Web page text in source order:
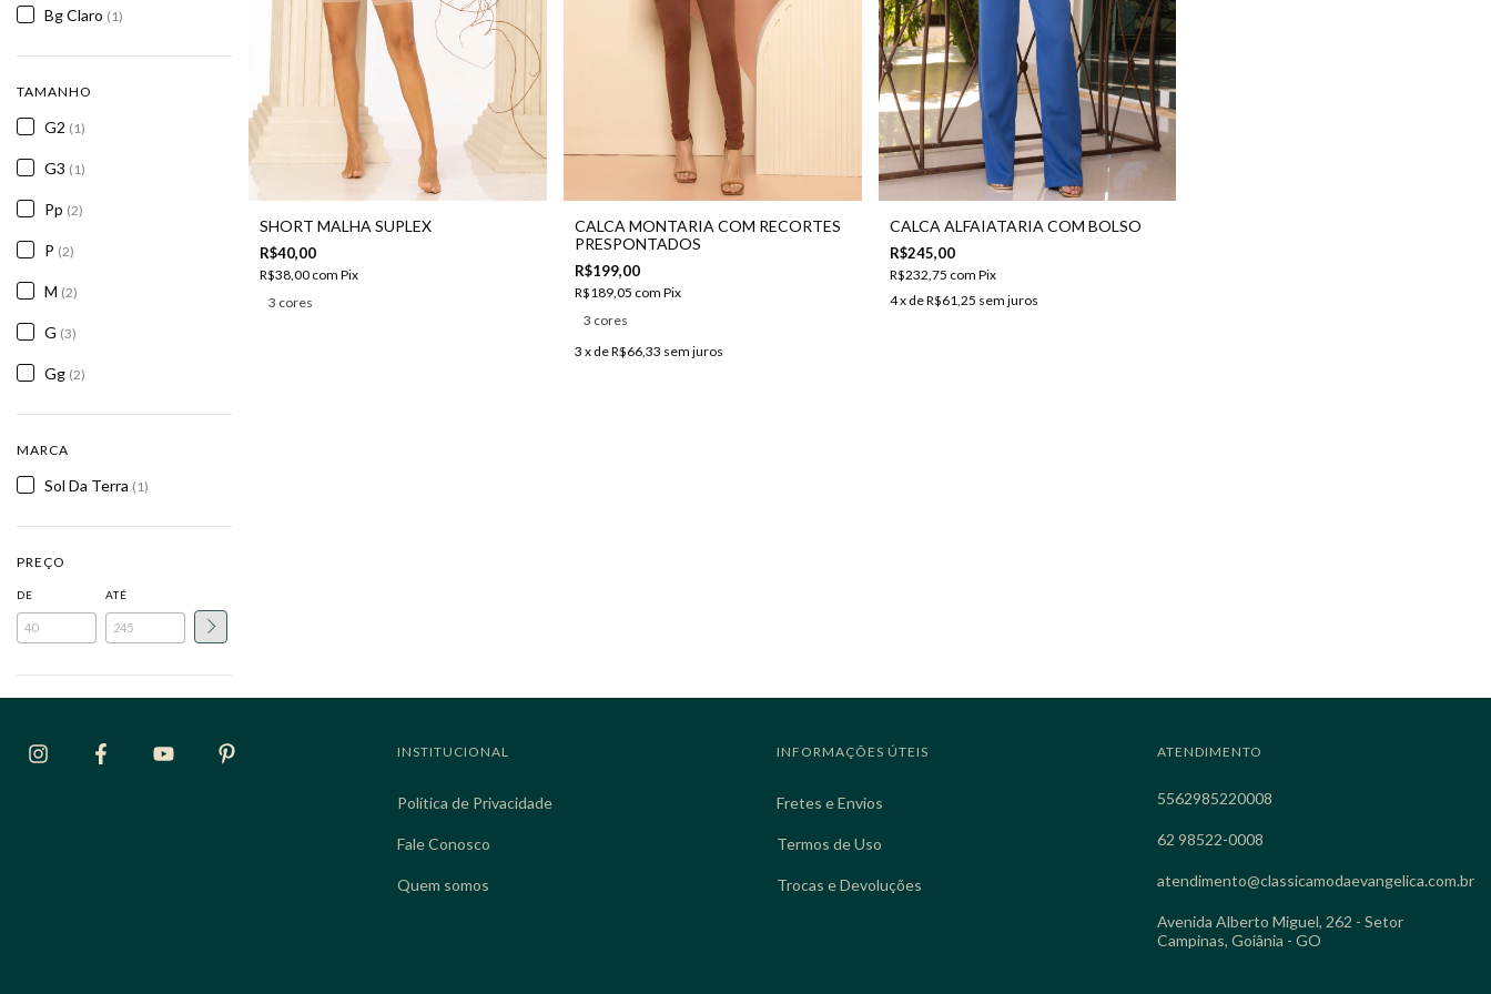
Bg Claro (1)
TAMANHO
G2 (1)
G3 (1)
Pp (2)
P (2)
M (2)
G (3)
Gg (2)
MARCA
Sol Da Terra (1)
PREÇO
DE ATÉ
SHORT MALHA SUPLEX
R$40,00
R$38,00 com Pix
3 cores
CALCA MONTARIA COM RECORTES
PRESPONTADOS
R$199,00
R$189,05 com Pix
3 cores
3 x deR$66,33 sem juros
CALCA ALFAIATARIA COM BOLSO
R$245,00
R$232,75 com Pix
4x deR$61,25 sem juros
INSTITUCIONAL
Política de Privacidade
Fale Conosco
Quem somos
INFORMAÇÕES ÚTEIS
Fretes e Envios
Termos de Uso
Trocas e Devoluções
ATENDIMENTO
5562985220008
62 98522-0008
atendimento@classicamodaevangelica.com.br
Avenida Alberto Miguel, 262 - Setor
Campinas, Goiânia - GO